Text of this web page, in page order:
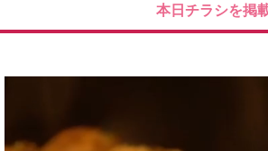
本日チラシを掲